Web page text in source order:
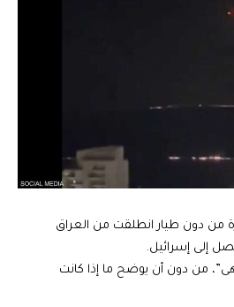
من دون طيار انطلقت من العراق
إلى إسرائيل.
من دون أن يوضح ما إذا كانت